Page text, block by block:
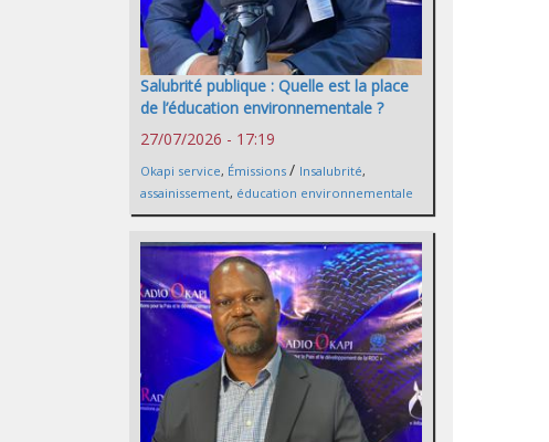
Salubrité publique : Quelle est la place
de l’éducation environnementale ?
27/07/2026 - 17:19
Okapi service, Émissions / Insalubrité,
assainissement, éducation environnementale